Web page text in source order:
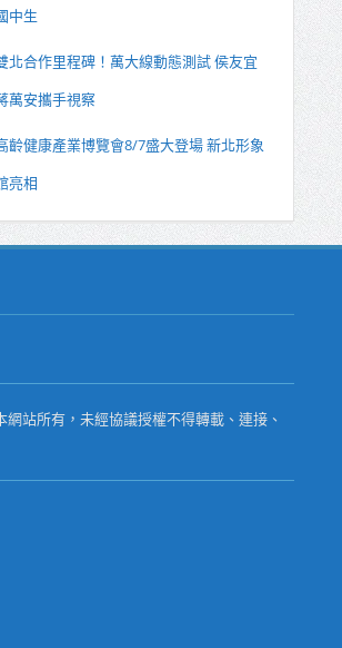
中生
北合作里程碑！萬大線動態測試 侯友宜
萬安攜手視察
齡健康產業博覽會8/7盛大登場 新北形象
亮相
站所有，未經協議授權不得轉載、連接、